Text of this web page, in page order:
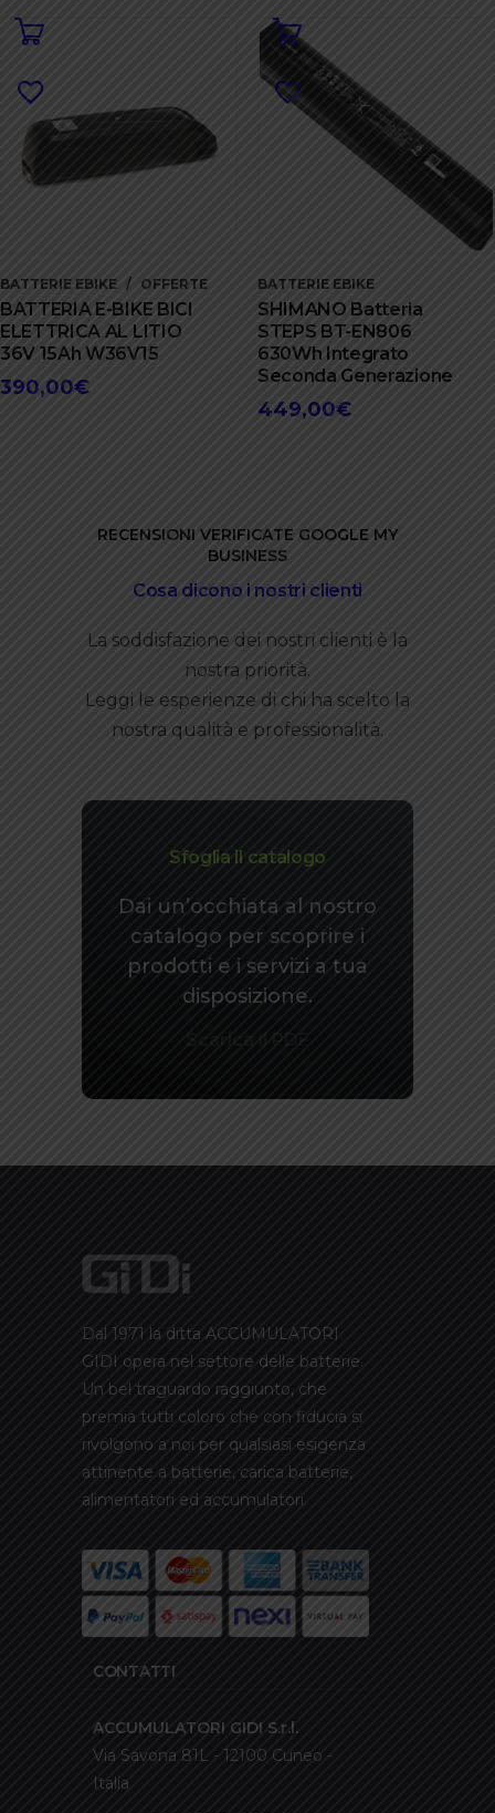
469,00€.
BATTERIE EBIKE OFFERTE
BATTERIA E-BIKE BICI
ELETTRICA AL LITIO
36V 15Ah W36V15
390,00€
BATTERIE EBIKE
SHIMANO Batteria
STEPS BT-EN806
630Wh Integrato
Seconda Generazione
449,00€
RECENSIONI VERIFICATE GOOGLE MY
BUSINESS
Cosa dicono i nostri clienti
La soddisfazione dei nostri clienti è la
nostra priorità.
Leggi le esperienze di chi ha scelto la
nostra qualità e professionalità.
Sfoglia il catalogo
Dai un’occhiata al nostro
catalogo per scoprire i
prodotti e i servizi a tua
disposizione.
Scarica il PDF
Dal 1971 la ditta ACCUMULATORI
GIDI opera nel settore delle batterie.
Un bel traguardo raggiunto, che
premia tutti coloro che con fiducia si
rivolgono a noi per qualsiasi esigenza
attinente a batterie, carica batterie,
alimentatori ed accumulatori.
CONTATTI
ACCUMULATORI GIDI S.r.l.
Via Savona 81L - 12100 Cuneo -
Italia